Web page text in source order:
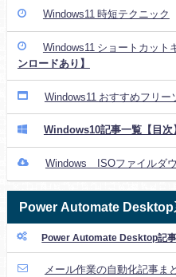
Windows11 時短テクニック
Windows11 ショートカッ
ンロードあり】
Windows11 おすすめフリー
Windows10記事一覧【目次
Windows ISOファイルダ
Power Automate Desktop
Power Automate Desktop記事
メール作業の自動化記事ま